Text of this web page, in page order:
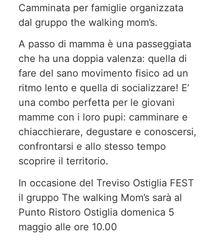
Camminata per famiglie organizzata
dal gruppo the walking mom’s.
A passo di mamma è una passeggiata
che ha una doppia valenza: quella di
fare del sano movimento fisico ad un
ritmo lento e quella di socializzare! E’
una combo perfetta per le giovani
mamme con i loro pupi: camminare e
chiacchierare, degustare e conoscersi,
confrontarsi e allo stesso tempo
scoprire il territorio.
In occasione del Treviso Ostiglia FEST
il gruppo The walking Mom’s sarà al
Punto Ristoro Ostiglia domenica 5
maggio alle ore 10.00